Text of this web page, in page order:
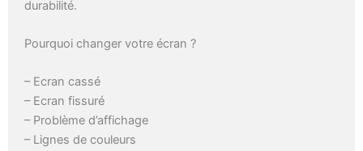
durabilité.
Pourquoi changer votre écran ?
– Ecran cassé
– Ecran fissuré
– Problème d’affichage
– Lignes de couleurs